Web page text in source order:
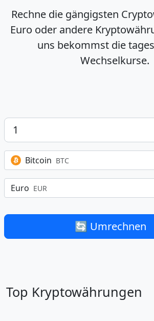
Rechne die gängigsten
Euro oder andere
uns bekommst die
Wechselkurse.
Betrag
Bitcoin BTC
Euro EUR
🔄 Umrechnen
Top Kryptowährungen